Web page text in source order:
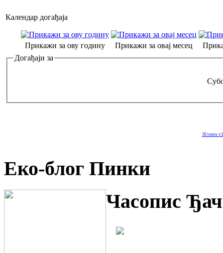
Календар догађаја
Прикажи за ову годину Прикажи за овај месец
Догађаји за
JEvents
Еко-блог Пинки
Часопис